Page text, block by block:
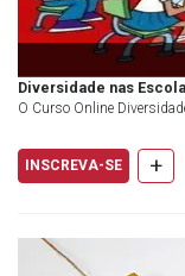
Diversidade nas
O Curso Online
convívio entre as
INSCREVA-SE
+